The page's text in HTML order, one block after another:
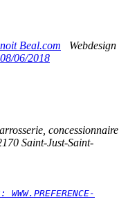
Beal.com Webdesign
08/06/2018
concessionnaire
Saint-Just-Saint-